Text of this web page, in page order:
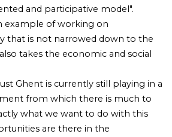
and participative model".
example of working on
that is not narrowed down to the
takes the economic and social
Ghent is currently still playing in a
from which there is much to
what we want to do with this
are there in the